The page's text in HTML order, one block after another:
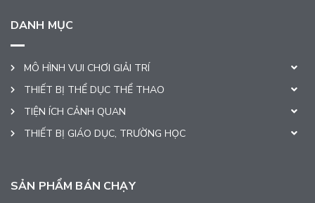
DANH MỤC
MÔ HÌNH VUI CHƠI GIẢI TRÍ
THIẾT BỊ THỂ DỤC THỂ THAO
TIỆN ÍCH CẢNH QUAN
THIẾT BỊ GIÁO DỤC, TRƯỜNG HỌC
SẢN PHẨM BÁN CHẠY